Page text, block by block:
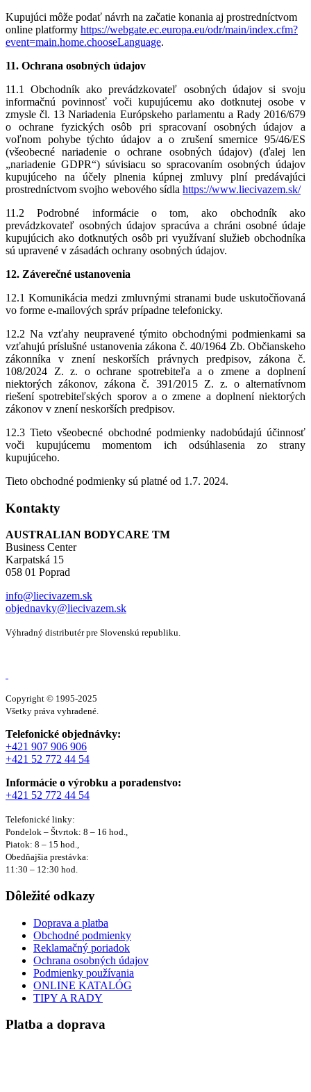
Kupujúci môže podať návrh na začatie konania aj prostredníctvom
online platformy https://webgate.ec.europa.eu/odr/main/index.cfm?
event=main.home.chooseLanguage.
11. Ochrana osobných údajov
11.1 Obchodník ako prevádzkovateľ osobných údajov si svoju
informačnú povinnosť voči kupujúcemu ako dotknutej osobe v
zmysle čl. 13 Nariadenia Európskeho parlamentu a Rady 2016/679
o ochrane fyzických osôb pri spracovaní osobných údajov a
voľnom pohybe týchto údajov a o zrušení smernice 95/46/ES
(všeobecné nariadenie o ochrane osobných údajov) (ďalej len
„nariadenie GDPR“) súvisiacu so spracovaním osobných údajov
kupujúceho na účely plnenia kúpnej zmluvy plní predávajúci
prostredníctvom svojho webového sídla https://www.liecivazem.sk/
11.2 Podrobné informácie o tom, ako obchodník ako
prevádzkovateľ osobných údajov spracúva a chráni osobné údaje
kupujúcich ako dotknutých osôb pri využívaní služieb obchodníka
sú upravené v zásadách ochrany osobných údajov.
12. Záverečné ustanovenia
12.1 Komunikácia medzi zmluvnými stranami bude uskutočňovaná
vo forme e-mailových správ prípadne telefonicky.
12.2 Na vzťahy neupravené týmito obchodnými podmienkami sa
vzťahujú príslušné ustanovenia zákona č. 40/1964 Zb. Občianskeho
zákonníka v znení neskorších právnych predpisov, zákona č.
108/2024 Z. z. o ochrane spotrebiteľa a o zmene a doplnení
niektorých zákonov, zákona č. 391/2015 Z. z. o alternatívnom
riešení spotrebiteľských sporov a o zmene a doplnení niektorých
zákonov v znení neskorších predpisov.
12.3 Tieto všeobecné obchodné podmienky nadobúdajú účinnosť
voči kupujúcemu momentom ich odsúhlasenia zo strany
kupujúceho.
Tieto obchodné podmienky sú platné od 1.7. 2024.
Kontakty
AUSTRALIAN BODYCARE TM
Business Center
Karpatská 15
058 01 Poprad
info@liecivazem.sk
objednavky@liecivazem.sk
Výhradný distributér pre Slovenskú republiku.
Copyright © 1995-2025
Všetky práva vyhradené.
Telefonické objednávky:
+421 907 906 906
+421 52 772 44 54
Informácie o výrobku a poradenstvo:
+421 52 772 44 54
Telefonické linky:
Pondelok – Štvrtok: 8 – 16 hod.,
Piatok: 8 – 15 hod.,
Obedňajšia prestávka:
11:30 – 12:30 hod.
Dôležité odkazy
Doprava a platba
Obchodné podmienky
Reklamačný poriadok
Ochrana osobných údajov
Podmienky používania
ONLINE KATALÓG
TIPY A RADY
Platba a doprava